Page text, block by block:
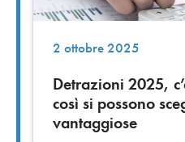
2 ottobre 2025
Detrazioni 2025,
così si possono
vantaggiose